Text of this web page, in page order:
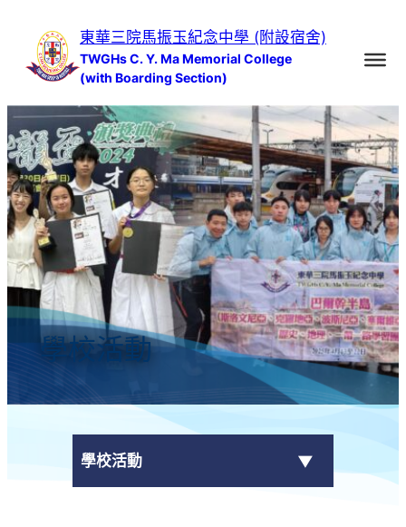
內
容
東華三院馬振玉紀念中學 (附設宿舍)
TWGHs C. Y. Ma Memorial College
(with Boarding Section)
學校活動
學校活動